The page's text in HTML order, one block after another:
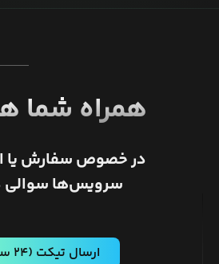
همراه شما
در خصوص سفارش یا
سرویس‌ها سوالی
ارسال تیکت (۲۴ ساعته)